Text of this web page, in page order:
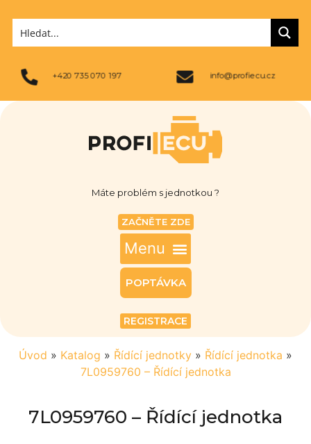
+420 735 070 197 info@profiecu.cz
Máte problém s jednotkou ?
ZAČNĚTE ZDE
POPTÁVKA
REGISTRACE
Úvod » Katalog » Řídící jednotky » Řídící jednotka »
7L0959760 – Řídící jednotka
7L0959760 – Řídící jednotka